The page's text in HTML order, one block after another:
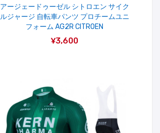
アージェードゥーゼル シトロエン サイク
ルジャージ 自転車パンツ プロチームユニ
フォーム AG2R CITROEN
¥3,600